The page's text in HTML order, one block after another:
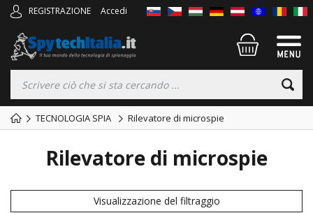
REGISTRAZIONE Accedi
TECNOLOGIA SPIA Rilevatore di microspie
Rilevatore di microspie
Visualizzazione del filtraggio